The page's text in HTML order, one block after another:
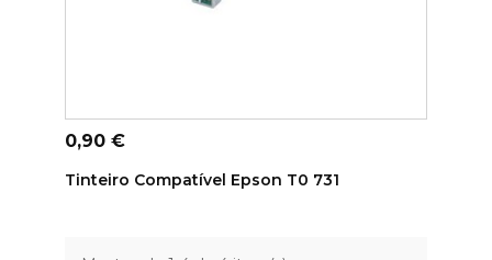
ADICIONAR AO CARRINHO
Preço
0,90 €
Tinteiro Compatível Epson T0 731